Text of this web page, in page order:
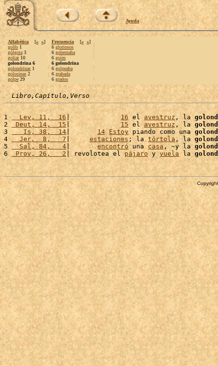
Ayuda
Alfabética [« »]
golfo 1
gólgota 3
goliat 10
golondrina 6
golondrinas 1
golosinas 2
golpe 29
Frecuencia [« »]
6 gloriosos
6 gobernaba
6 goím
6 golondrina
6 golpeaba
6 grabada
6 grados
Libro,Capítulo,Verso
1
  Lev, 11,  16
| 16 el avestruz , la
2 Deut, 14,  15 | 15 el avestruz , la
3
   Is, 38,  14
| 14 Estoy piando como una
4
  Jer,  8,   7
| estaciones ; la tórtola, la
5
  Sal, 84,   4
| encontró una casa, ~y la
6 Prov, 26,   2 | revolotea el pájaro y vuela la